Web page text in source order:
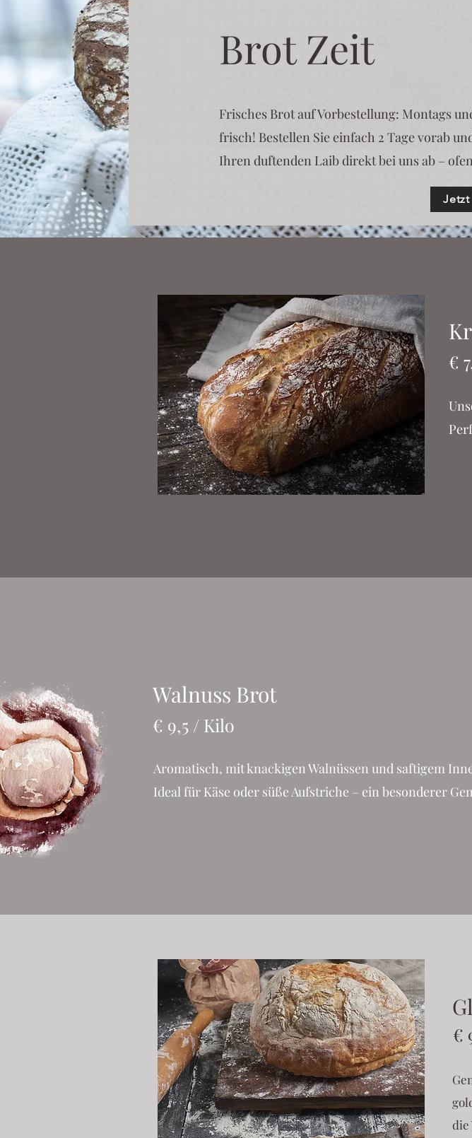
Brot Zeit
Frisches Brot auf Vorbestellung: Montags
frisch! Bestellen Sie einfach 2 Tage vorab
Ihren duftenden Laib direkt bei uns ab –
€
Walnuss Brot
€ 9,5 / Kilo
Aromatisch, mit knackigen Walnüssen und saftigem
Ideal für Käse oder süße Aufstriche – ein besonderer
€
die